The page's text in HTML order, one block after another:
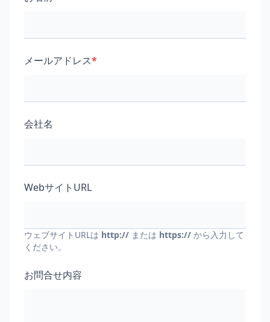
メールアドレス*
会社名
WebサイトURL
ウェブサイトURLは http:// または https:// から入力して
ください。
お問合せ内容